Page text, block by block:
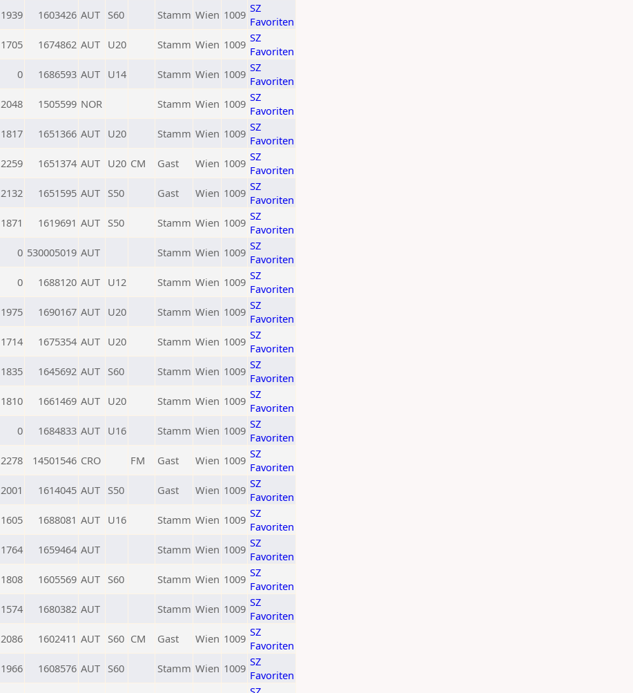
1939 1603426 AUT S60 Stamm Wien 1009 SZ
Favoriten
1705 1674862 AUT U20 Stamm Wien 1009 SZ
Favoriten
0 1686593 AUT U14 Stamm Wien 1009 SZ
Favoriten
2048 1505599 NOR Stamm Wien 1009 SZ
Favoriten
1817 1651366 AUT U20 Stamm Wien 1009 SZ
Favoriten
2259 1651374 AUT U20 CM Gast Wien 1009 SZ
Favoriten
2132 1651595 AUT S50 Gast Wien 1009 SZ
Favoriten
1871 1619691 AUT S50 Stamm Wien 1009 SZ
Favoriten
0 530005019 AUT Stamm Wien 1009 SZ
Favoriten
0 1688120 AUT U12 Stamm Wien 1009 SZ
Favoriten
1975 1690167 AUT U20 Stamm Wien 1009 SZ
Favoriten
1714 1675354 AUT U20 Stamm Wien 1009 SZ
Favoriten
1835 1645692 AUT S60 Stamm Wien 1009 SZ
Favoriten
1810 1661469 AUT U20 Stamm Wien 1009 SZ
Favoriten
0 1684833 AUT U16 Stamm Wien 1009 SZ
Favoriten
2278 14501546 CRO FM Gast Wien 1009 SZ
Favoriten
2001 1614045 AUT S50 Gast Wien 1009 SZ
Favoriten
1605 1688081 AUT U16 Stamm Wien 1009 SZ
Favoriten
1764 1659464 AUT Stamm Wien 1009 SZ
Favoriten
1808 1605569 AUT S60 Stamm Wien 1009 SZ
Favoriten
1574 1680382 AUT Stamm Wien 1009 SZ
Favoriten
2086 1602411 AUT S60 CM Gast Wien 1009 SZ
Favoriten
1966 1608576 AUT S60 Stamm Wien 1009 SZ
Favoriten